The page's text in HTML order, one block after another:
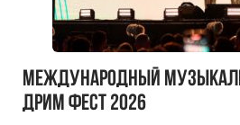
Международный
ДРИМ ФЕСТ 2026